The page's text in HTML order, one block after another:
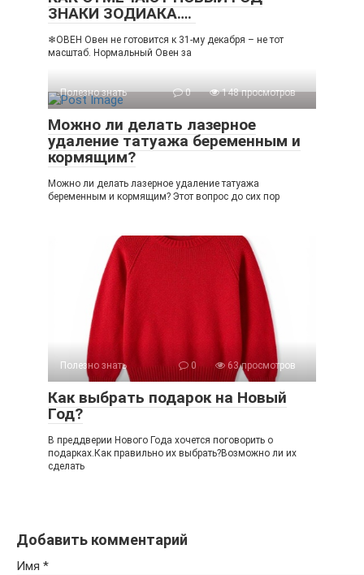
ЗНАКИ ЗОДИАКА….
❄ОВЕН Овен не готовится к 31-му декабря – не тот
масштаб. Нормальный Овен за
Полезно знать 0 148 просмотров
Можно ли делать лазерное
удаление татуажа беременным и
кормящим?
Можно ли делать лазерное удаление татуажа
беременным и кормящим? Этот вопрос до сих пор
Полезно знать 0 63 просмотров
Как выбрать подарок на Новый
Год?
В преддверии Нового Года хочется поговорить о
подарках.Как правильно их выбрать?Возможно ли их
сделать
Добавить комментарий
Имя *